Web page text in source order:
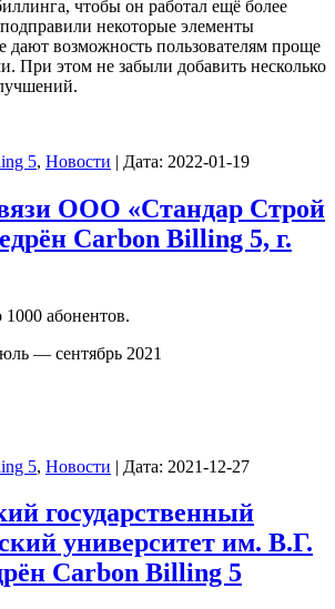
чтобы он работал ещё более
некоторые элементы
дают возможность пользователям проще
При этом не забыли добавить несколько
5, Новости | Дата: 2022-01-19
ООО «Стандар Строй
Carbon Billing 5, г.
1000 абонентов.
— сентябрь 2021
5, Новости | Дата: 2021-12-27
государственный
университет им. В.Г.
Carbon Billing 5